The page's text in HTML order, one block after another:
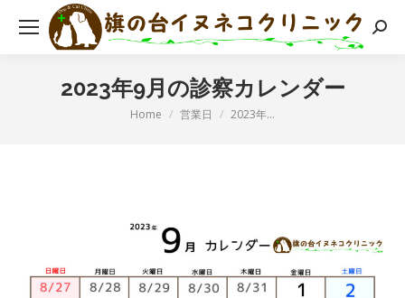
検
2023年9月の診察カレンダー
現在地:
Home 営業日 2023年…